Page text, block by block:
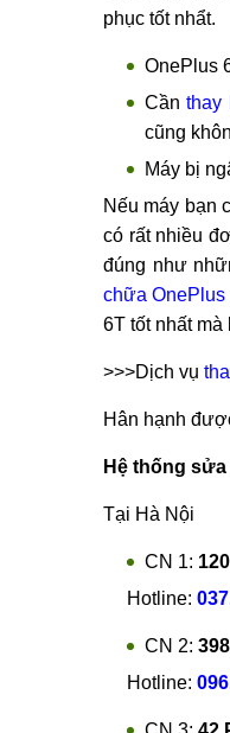
Bạn cần
Có những
Dưới đây là
phục tốt nhẩt.
Cầnthay
cũng
có rất nhiều
chữa OnePlus
6T tốt nhất mà
>>>Dịch vụ
Hân hạnh
Hệ thống